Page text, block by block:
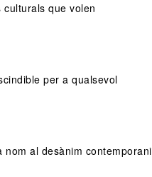
que volen
per a qualsevol
al desànim contemporani